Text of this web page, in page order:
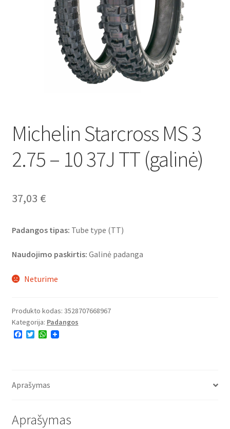
Michelin Starcross MS 3
2.75 – 10 37J TT (galinė)
37,03 €
Padangos tipas: Tube type (TT)
Naudojimo paskirtis: Galinė padanga
Neturime
Produkto kodas: 3528707668967
Kategorija: Padangos
F
o
T
r
W
p
Aprašymas
Aprašymas